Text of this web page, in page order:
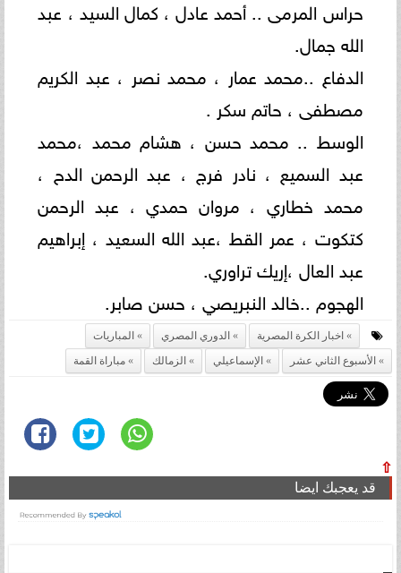
حراس المرمى .. أحمد عادل ، كمال السيد ، عبد
الله جمال.
الدفاع ..محمد عمار ، محمد نصر ، عبد الكريم
مصطفى ، حاتم سكر .
الوسط .. محمد حسن ، هشام محمد ،محمد
عبد السميع ، نادر فرج ، عبد الرحمن الدح ،
محمد خطاري ، مروان حمدي ، عبد الرحمن
كتكوت ، عمر القط ،عبد الله السعيد ، إبراهيم
عبد العال ،إريك تراوري.
الهجوم ..خالد النبريصي ، حسن صابر.
اخبار الكرة المصرية الدوري المصري
المباريات
الأسبوع الثاني عشر
الإسماعيلي الزمالك مباراة القمة
⇧
قد يعجبك ايضا